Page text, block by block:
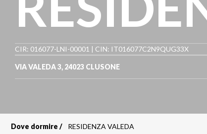
CIR: 016077-LNI-00001 | CIN: IT016077C2N9QUG33X
VIA VALEDA 3, 24023 CLUSONE
Dove dormire RESIDENZA VALEDA